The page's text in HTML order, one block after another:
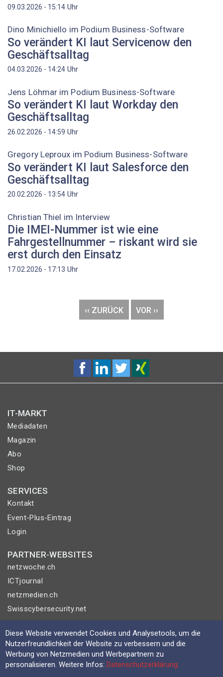
09.03.2026 - 15:14 Uhr
Dino ­Minichiello im Podium Business-Software
So verändert KI laut Servicenow den
Geschäftsalltag
04.03.2026 - 14:24 Uhr
Jens Löhmar im Podium Business-Software
So verändert KI laut Workday den
Geschäftsalltag
26.02.2026 - 14:59 Uhr
Gregory ­­Leproux im Podium Business-Software
So verändert KI laut Salesforce den
Geschäftsalltag
20.02.2026 - 13:54 Uhr
Christian Thiel im Interview
Die IMEI-Nummer ist wie eine
Fahrgestellnummer – riskant wird sie
erst durch den Einsatz
17.02.2026 - 17:13 Uhr
VORHERIGE
SEITE
‹‹ ZURÜCK
NÄCHSTE
SEITE
VOR ››
IT-MARKT
Mediadaten
Magazin
Abo
Shop
SERVICES
Kontakt
Event-Plus-Eintrag
Login
PARTNER-WEBSITES
netzwoche.ch
ICTjournal
netzmedien.ch
Swisscybersecurity.net
© NETZMEDIEN AG 2026
Impressum
AGB
Diese Website verwendet Cookies und Analysetools, um die
Nutzerfreundlichkeit der Website zu verbessern und die
Werbung von Netzmedien und Werbepartnern zu
personalisieren. Weitere Infos:Datenschutzerklärung